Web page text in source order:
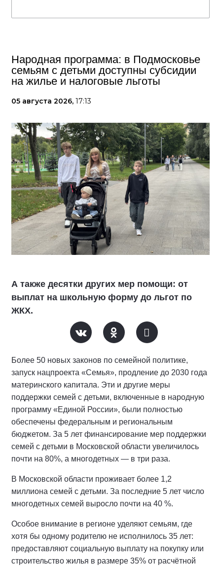
Народная программа: в Подмосковье
семьям с детьми доступны субсидии
на жилье и налоговые льготы
05 августа 2026, 17:13
А также десятки других мер помощи: от
выплат на школьную форму до льгот по
ЖКХ.
Более 50 новых законов по семейной политике,
запуск нацпроекта «Семья», продление до 2030 года
материнского капитала. Эти и другие меры
поддержки семей с детьми, включенные в народную
программу «Единой России», были полностью
обеспечены федеральным и региональным
бюджетом. За 5 лет финансирование мер поддержки
семей с детьми в Московской области увеличилось
почти на 80%, а многодетных — в три раза.
В Московской области проживает более 1,2
миллиона семей с детьми. За последние 5 лет число
многодетных семей выросло почти на 40 %.
Особое внимание в регионе уделяют семьям, где
хотя бы одному родителю не исполнилось 35 лет:
предоставляют социальную выплату на покупку или
строительство жилья в размере 35% от расчётной